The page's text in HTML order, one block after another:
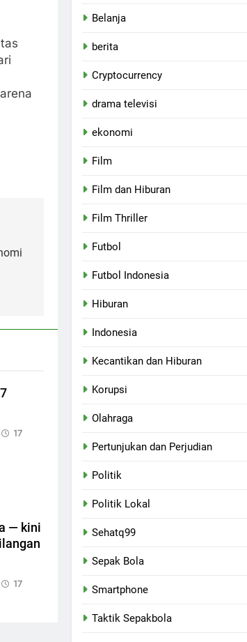
17
— kini
17
Belanja
berita
Cryptocurrency
drama televisi
ekonomi
Film
Film dan Hiburan
Film Thriller
Futbol
Futbol Indonesia
Hiburan
Indonesia
Kecantikan dan Hiburan
Korupsi
Olahraga
Pertunjukan dan Perjudian
Politik
Politik Lokal
Sehatq99
Sepak Bola
Smartphone
Taktik Sepakbola